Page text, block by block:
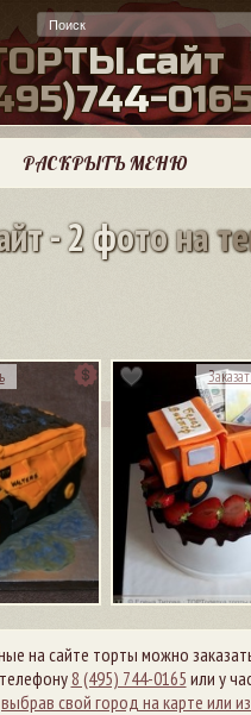
ОРТЫ.сайт
95)744-016
РАСКРЫТЬ МЕНЮ
йт-2фотонате
на сайте торты можно
8 (495) 744-0165 или у
выбрав свой город на карте или